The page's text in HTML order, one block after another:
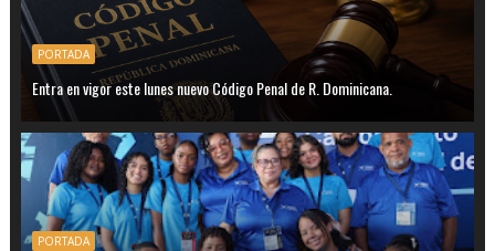
PORTADA
Entra en vigor este lunes nuevo Código Penal de R. Dominicana.
PORTADA